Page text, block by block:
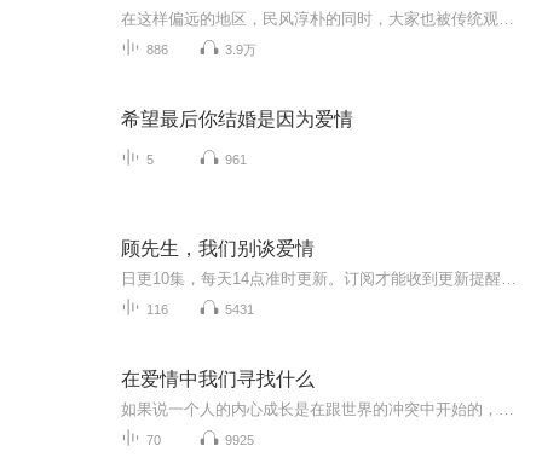
886 3.9万
希望最后你结婚是因为爱情
5 961
顾先生，我们别谈爱情
116 5431
在爱情中我们寻找什么
70 9925